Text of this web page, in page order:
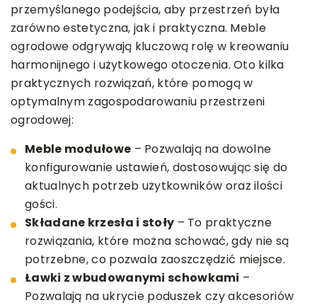
przemyślanego podejścia, aby przestrzeń była
zarówno estetyczna, jak i praktyczna. Meble
ogrodowe odgrywają kluczową rolę w kreowaniu
harmonijnego i użytkowego otoczenia. Oto kilka
praktycznych rozwiązań, które pomogą w
optymalnym zagospodarowaniu przestrzeni
ogrodowej:
Meble modułowe – Pozwalają na dowolne
konfigurowanie ustawień, dostosowując się do
aktualnych potrzeb użytkowników oraz ilości
gości.
Składane krzesła i stoły – To praktyczne
rozwiązania, które można schować, gdy nie są
potrzebne, co pozwala zaoszczędzić miejsce.
Ławki z wbudowanymi schowkami –
Pozwalają na ukrycie poduszek czy akcesoriów